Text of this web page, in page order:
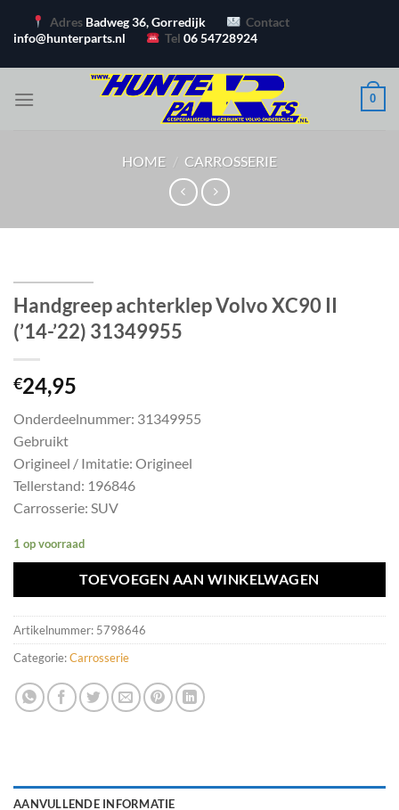
naar
Adres Badweg 36, Gorredijk
Contact
info@hunterparts.nl
Tel06 54728924
0
HOME / CARROSSERIE
Handgreep achterklep Volvo XC90 II
(’14-’22) 31349955
€24,95
Onderdeelnummer: 31349955
Gebruikt
Origineel / Imitatie: Origineel
Tellerstand: 196846
Carrosserie: SUV
1 op voorraad
TOEVOEGEN AAN WINKELWAGEN
Artikelnummer: 5798646
Categorie:Carrosserie
AANVULLENDE INFORMATIE